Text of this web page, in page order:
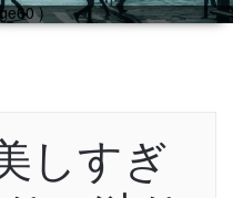
)
しすぎ